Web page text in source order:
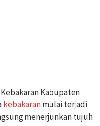
Kabupaten
kebakaranmulai terjadi
menerjunkan tujuh